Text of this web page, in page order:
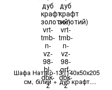
Шафа Натіво-13 (140х50х205
см, білий + дуб крафт